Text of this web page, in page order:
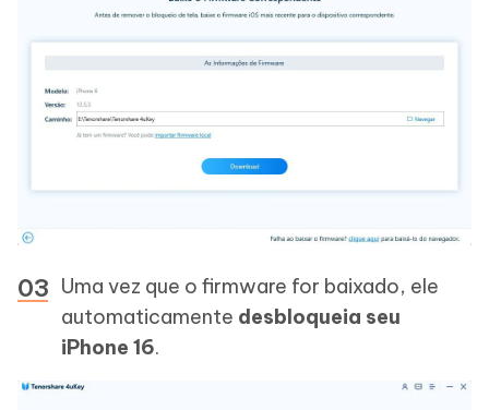
Uma vez que o firmware for baixado, ele
automaticamente desbloqueia seu
iPhone 16.